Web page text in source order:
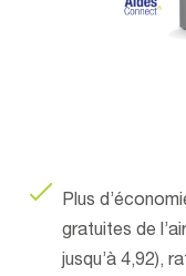
Plus
gratuites de
jusqu’à 4,92),